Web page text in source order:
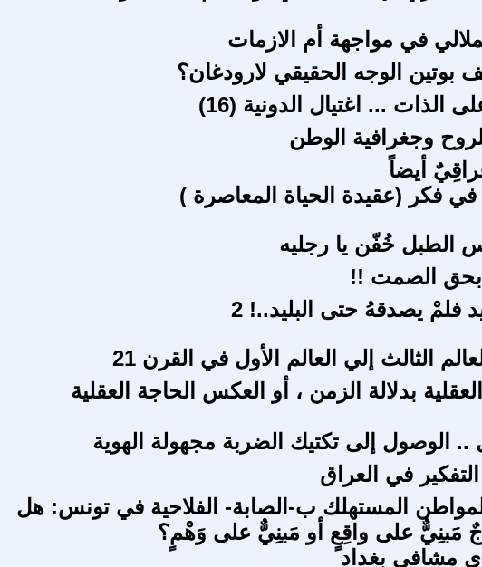
في مواجهة أم الازمات
الوجه الحقيقي لارودغان؟
الذات ... اغتيال الدونية (16)
وجغرافية الوطن
أيضاً
في فكر (عقيدة الحياة المعاصرة )
الطبل خُفّن يا رجليه
الصمت !!
فلمْ يصدقهُ حتى البليد..! 2
الثالث إلي العالم الأول في القرن 21
بدلالة الزمن ، أو العكس الحاجة العقلية
.. الوصول إلى تكتيك الضربة مجهولة الهوية
في العراق
المواطن المستهلك ب-الصابة- الفلاحية في تونس: هل
مَبنِيٌّ على واقِعٍ أو مَبنِيٌّ على وَهْمٍ؟
مشافي بغداد